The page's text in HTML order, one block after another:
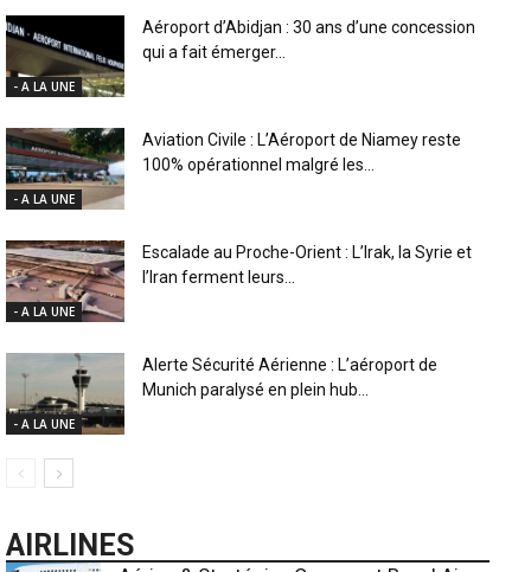
- A LA UNE
Aéroport d’Abidjan : 30 ans d’une concession
qui a fait émerger...
- A LA UNE
Aviation Civile : L’Aéroport de Niamey reste
100% opérationnel malgré les...
- A LA UNE
Escalade au Proche-Orient : L’Irak, la Syrie et
l’Iran ferment leurs...
- A LA UNE
Alerte Sécurité Aérienne : L’aéroport de
Munich paralysé en plein hub...
AIRLINES